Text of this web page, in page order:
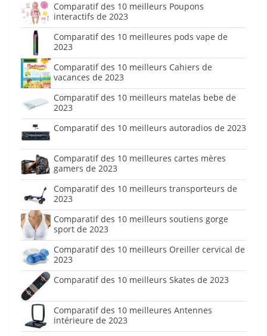
Comparatif des 10 meilleurs Poupons
interactifs de 2023
Comparatif des 10 meilleures pods vape de
2023
Comparatif des 10 meilleurs Cahiers de
vacances de 2023
Comparatif des 10 meilleurs matelas bebe de
2023
Comparatif des 10 meilleurs autoradios de 2023
Comparatif des 10 meilleures cartes mères
gamers de 2023
Comparatif des 10 meilleurs transporteurs de
2023
Comparatif des 10 meilleurs soutiens gorge
sport de 2023
Comparatif des 10 meilleurs Oreiller cervical de
2023
Comparatif des 10 meilleurs Skates de 2023
Comparatif des 10 meilleures Antennes
intérieure de 2023